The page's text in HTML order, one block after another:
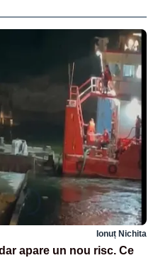
Ionuț Nichita
apare un nou risc. Ce